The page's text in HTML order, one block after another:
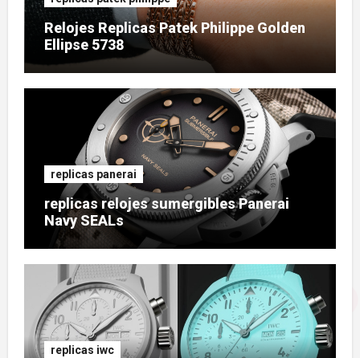
Relojes Replicas Patek Philippe Golden
Ellipse 5738
replicas panerai
replicas relojes sumergibles Panerai
Navy SEALs
replicas iwc